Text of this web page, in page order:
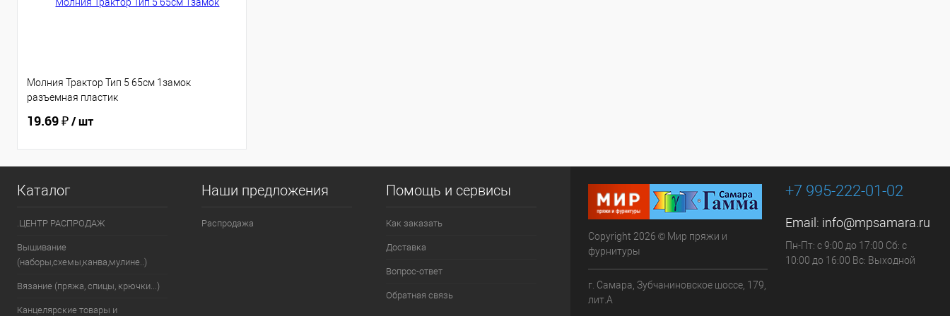
Молния Трактор Тип 5 65см 1замок
разъемная пластик
19.69 ₽/ шт
Каталог
.ЦЕНТР РАСПРОДАЖ
Вышивание
(наборы,схемы,канва,мулине..)
Вязание (пряжа, спицы, крючки...)
Канцелярские товары и
Наши предложения
Распродажа
Помощь и сервисы
Как заказать
Доставка
Вопрос-ответ
Обратная связь
Copyright 2026 © Мир пряжи и
фурнитуры
г. Самара, Зубчаниновское шоссе, 179,
лит.А
+7 995-222-01-02
Email: info@mpsamara.ru
Пн-Пт: с 9:00 до 17:00 Сб: с
10:00 до 16:00 Вс: Выходной